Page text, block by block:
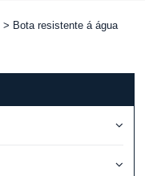
Bota resistente á água